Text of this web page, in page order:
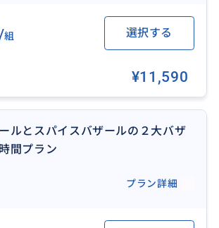
ット広場入口前
始→有名レストラン見学→レートの
たいお店や見たい場所など→路地裏
フェの前で解散
いるもの】
組 選択する
¥11,590
ルとスパイスバザールの２大バザ
間プラン
プラン詳細